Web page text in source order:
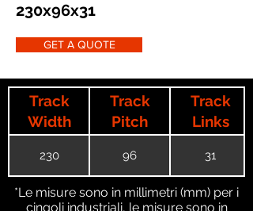
230x96x31
GET A QUOTE
Track
Width
Track
Pitch
Track
Links
230 96 31
*Le misure sono in millimetri (mm) per i
cingoli industriali, le misure sono in